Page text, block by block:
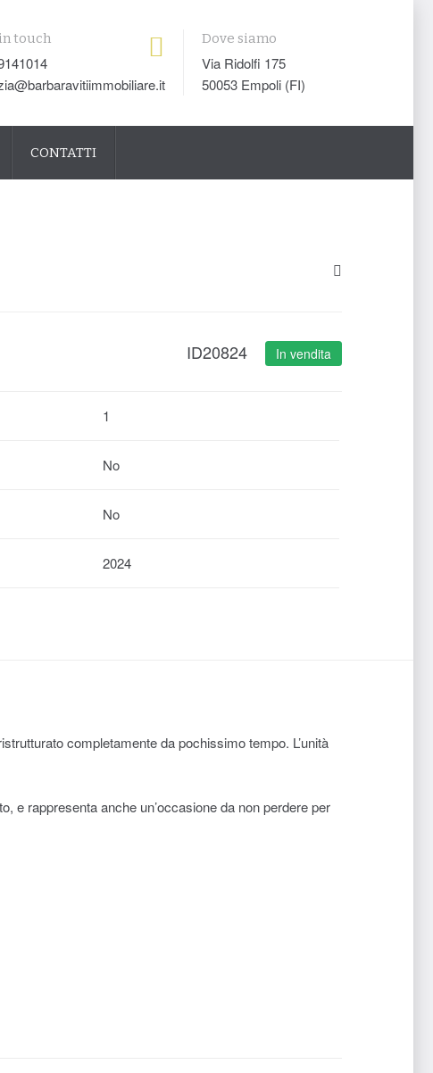
touch Dove siamo
Via Ridolfi 175
50053 Empoli (FI)
CONTATTI
ID20824 In vendita
1
No
No
2024
completamente da pochissimo tempo. L’unità
e rappresenta anche un’occasione da non perdere per